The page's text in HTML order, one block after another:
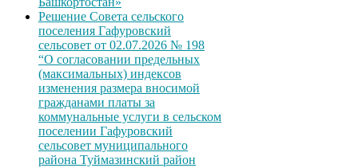
Решение Совета сельского
поселения Гафуровский
сельсовет от 02.07.2026 № 198
“О согласовании предельных
(максимальных) индексов
изменения размера вносимой
гражданами платы за
коммунальные услуги в сельском
поселении Гафуровский
сельсовет муниципального
района Туймазинский район